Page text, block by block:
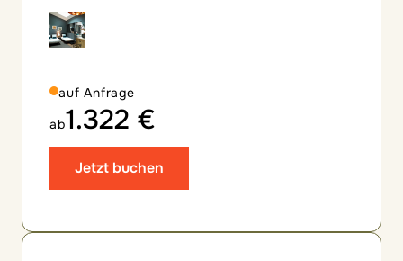
auf Anfrage
ab1.322 €
Jetzt buchen